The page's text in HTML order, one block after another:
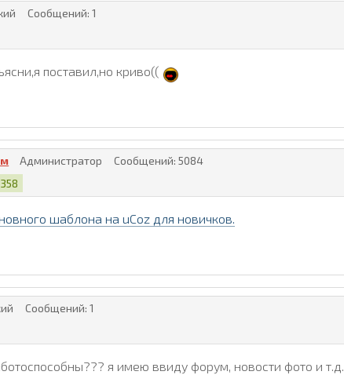
Сообщений: 1
поставил,но криво((
Администратор Сообщений: 5084
шаблона на uCoz для новичков.
Сообщений: 1
я имею ввиду форум, новости фото и т.д.